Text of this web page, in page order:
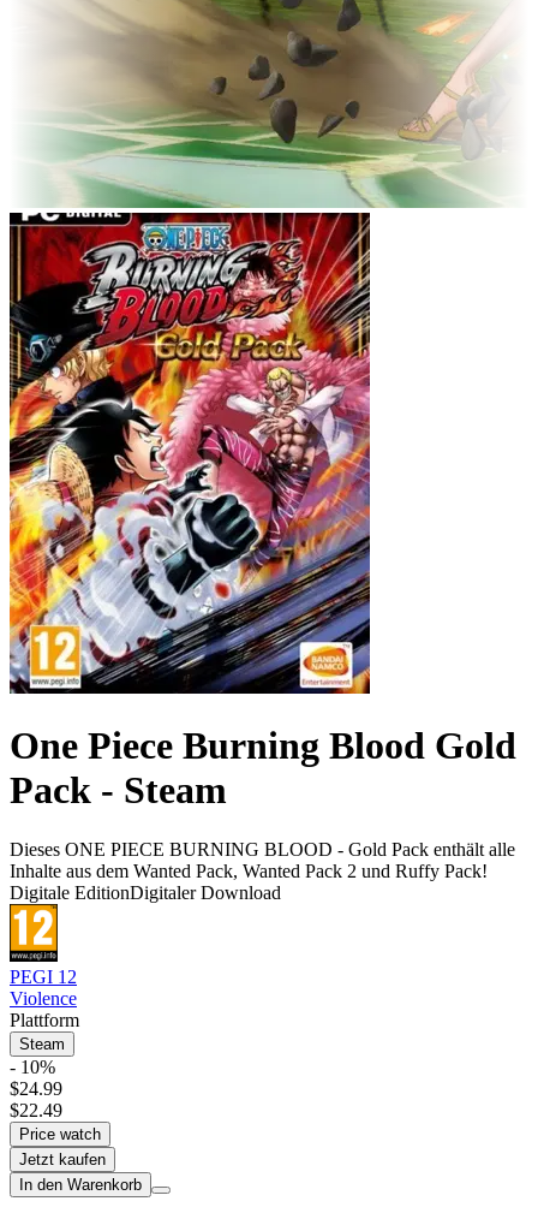
One Piece Burning Blood Gold
Pack - Steam
Dieses ONE PIECE BURNING BLOOD - Gold Pack enthält alle
Inhalte aus dem Wanted Pack, Wanted Pack 2 und Ruffy Pack!
Digitale EditionDigitaler Download
PEGI 12
Violence
Plattform
Steam
- 10%
$24.99
$22.49
Price watch
Jetzt kaufen
In den Warenkorb